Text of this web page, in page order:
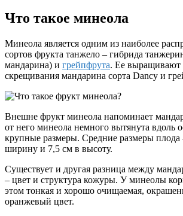
Что такое минеола
Минеола является одним из наиболее
сортов фрукта танжело – гибрида
мандарина) и грейпфрута. Ее выращивают
скрещивания мандарина сорта Dancy и
Внешне фрукт минеола напоминает
от него минеола немного вытянута вдоль
крупные размеры. Средние размеры плода
ширину и 7,5 см в высоту.
Существует и другая разница между
– цвет и структура кожуры. У минеолы
этом тонкая и хорошо очищаемая,
оранжевый цвет.